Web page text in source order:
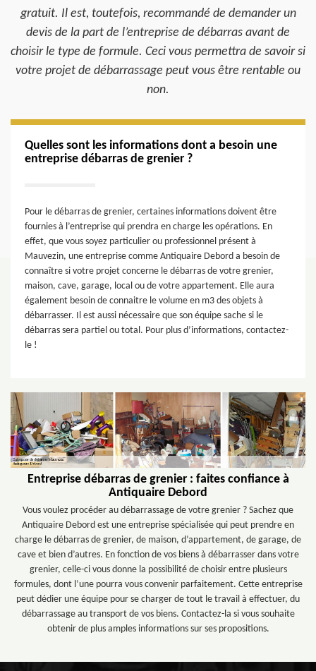
gratuit. Il est, toutefois, recommandé de demander un
devis de la part de l’entreprise de débarras avant de
choisir le type de formule. Ceci vous permettra de savoir si
votre projet de débarrassage peut vous être rentable ou
non.
Quelles sont les informations dont a besoin une
entreprise débarras de grenier ?
Pour le débarras de grenier, certaines informations doivent être
fournies à l’entreprise qui prendra en charge les opérations. En
effet, que vous soyez particulier ou professionnel présent à
Mauvezin, une entreprise comme Antiquaire Debord a besoin de
connaître si votre projet concerne le débarras de votre grenier,
maison, cave, garage, local ou de votre appartement. Elle aura
également besoin de connaitre le volume en m3 des objets à
débarrasser. Il est aussi nécessaire que son équipe sache si le
débarras sera partiel ou total. Pour plus d’informations, contactez-
le !
Entreprise débarras de grenier : faites confiance à
Antiquaire Debord
Vous voulez procéder au débarrassage de votre grenier ? Sachez que
Antiquaire Debord est une entreprise spécialisée qui peut prendre en
charge le débarras de grenier, de maison, d’appartement, de garage, de
cave et bien d’autres. En fonction de vos biens à débarrasser dans votre
grenier, celle-ci vous donne la possibilité de choisir entre plusieurs
formules, dont l’une pourra vous convenir parfaitement. Cette entreprise
peut dédier une équipe pour se charger de tout le travail à effectuer, du
débarrassage au transport de vos biens. Contactez-la si vous souhaite
obtenir de plus amples informations sur ses propositions.